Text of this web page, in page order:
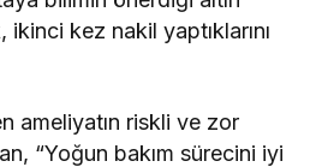
kez nakil yaptıklarını
ameliyatın riskli ve zor
“Yoğun bakım sürecini iyi